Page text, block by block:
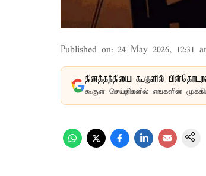
Published on: 24 May 2026, 12:31
தினத்தந்தியை கூகுளில்
கூகுள் செய்திகளில் எங்களின்